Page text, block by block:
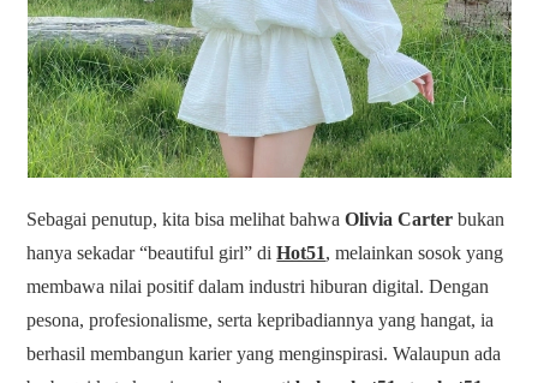
Sebagai penutup, kita bisa melihat bahwaOlivia Carter bukan
hanya sekadar “beautiful girl” diHot51, melainkan sosok yang
membawa nilai positif dalam industri hiburan digital. Dengan
pesona, profesionalisme, serta kepribadiannya yang hangat, ia
berhasil membangun karier yang menginspirasi. Walaupun ada